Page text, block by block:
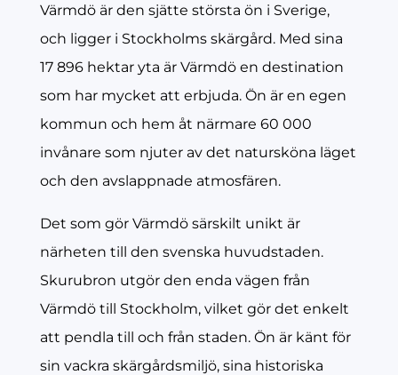
Värmdö är den sjätte största ön i Sverige,
och ligger i Stockholms skärgård. Med sina
17 896 hektar yta är Värmdö en destination
som har mycket att erbjuda. Ön är en egen
kommun och hem åt närmare 60 000
invånare som njuter av det natursköna läget
och den avslappnade atmosfären.
Det som gör Värmdö särskilt unikt är
närheten till den svenska huvudstaden.
Skurubron utgör den enda vägen från
Värmdö till Stockholm, vilket gör det enkelt
att pendla till och från staden. Ön är känt för
sin vackra skärgårdsmiljö, sina historiska